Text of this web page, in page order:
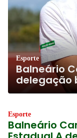
Esporte
Balneário
delegação
Esporte
Balneário